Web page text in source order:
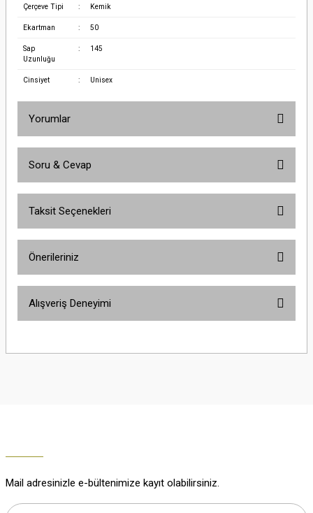
Çerçeve Tipi : Kemik
Ekartman : 50
Sap
Uzunluğu
: 145
Cinsiyet : Unisex
Yorumlar
Soru & Cevap
Taksit Seçenekleri
Önerileriniz
yetersiz gördüğünüz noktaları öneri formunu kullanarak tarafımıza
Alışveriş Deneyimi
Mail adresinizle e-bültenimize kayıt olabilirsiniz.